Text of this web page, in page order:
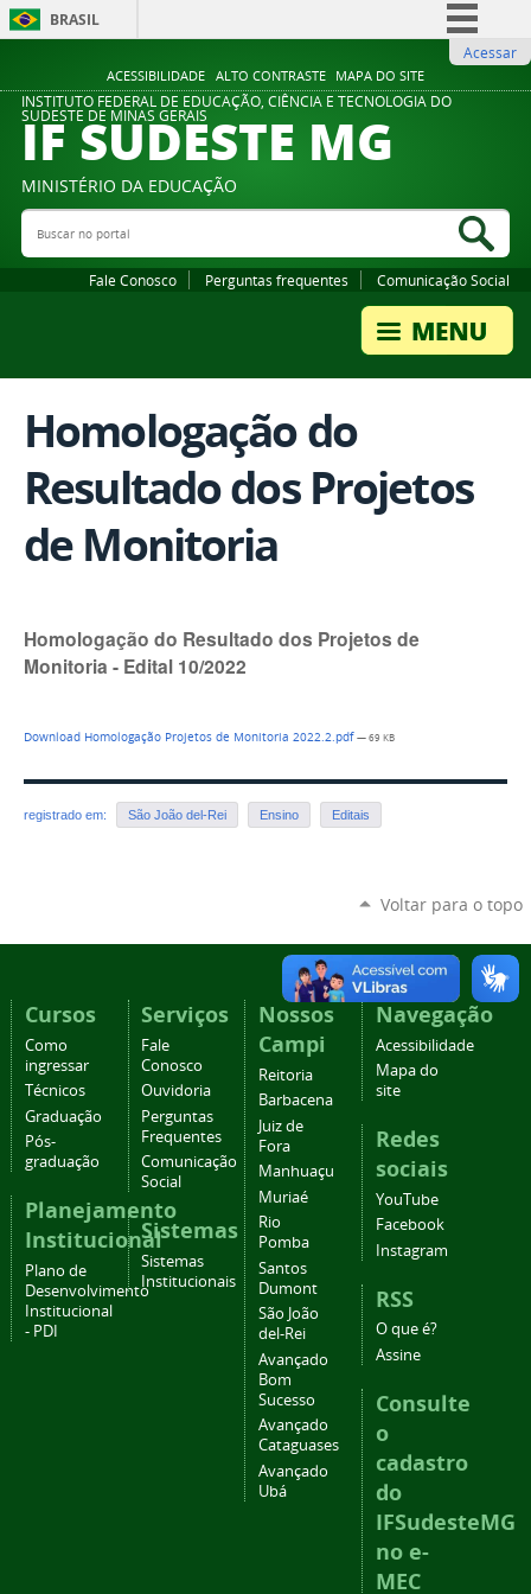
ACESSIBILIDADE ALTO CONTRASTE MAPA DO SITE
BRASIL
Comunica BR
Participe
Legislação
Acessar
INSTITUTO FEDERAL DE EDUCAÇÃO, CIÊNCIA E TECNOLOGIA DO
SUDESTE DE MINAS GERAIS
IF SUDESTE MG
MINISTÉRIO DA EDUCAÇÃO
Buscar no portal
Fale Conosco Perguntas frequentes Comunicação Social
Homologação do
Resultado dos Projetos
de Monitoria
Homologação do Resultado dos Projetos de
Monitoria - Edital 10/2022
Download Homologação Projetos de Monitoria 2022.2.pdf— 69 KB
registrado em: São João del-Rei Ensino Editais
Voltar para o topo
Cursos
Como
ingressar
Técnicos
Graduação
Pós-
graduação
Planejamento
Institucional
Plano de
Desenvolvimento
Institucional
- PDI
Serviços
Fale
Conosco
Ouvidoria
Perguntas
Frequentes
Comunicação
Social
Sistemas
Sistemas
Institucionais
Nossos
Campi
Reitoria
Barbacena
Juiz de
Fora
Manhuaçu
Muriaé
Rio
Pomba
Santos
Dumont
São João
del-Rei
Avançado
Bom
Sucesso
Avançado
Cataguases
Avançado
Ubá
Navegação
Acessibilidade
Mapa do
site
Redes
sociais
YouTube
Facebook
Instagram
RSS
O que é?
Assine
Consulte
o
cadastro
do
IFSudesteMG
no e-
MEC